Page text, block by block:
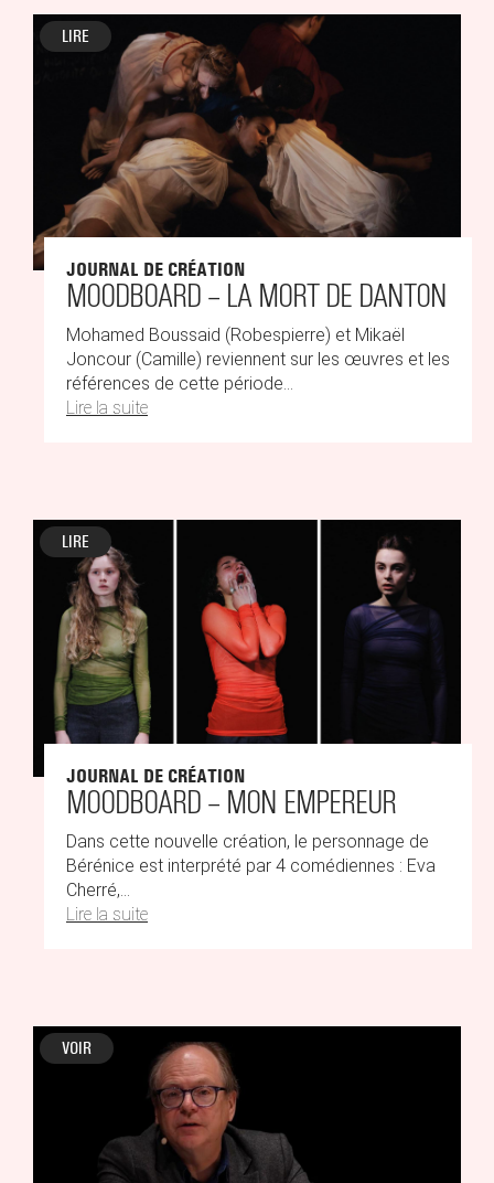
LIRE
JOURNAL DE CRÉATION
MOODBOARD – LA MORT DE DANTON
Mohamed Boussaid (Robespierre) et Mikaël
Joncour (Camille) reviennent sur les œuvres et les
références de cette période...
Lire la suite
LIRE
JOURNAL DE CRÉATION
MOODBOARD – MON EMPEREUR
Dans cette nouvelle création, le personnage de
Bérénice est interprété par 4 comédiennes : Eva
Cherré,...
Lire la suite
VOIR